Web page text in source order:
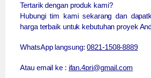
Tertarik dengan produk kami?
Hubungi tim kami sekarang dan
harga terbaik untuk kebutuhan proyek
WhatsApp langsung: 0821-1508-8889
Atau email ke : ifan.4pri@gmail.com